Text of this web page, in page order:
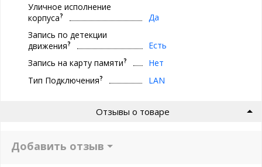
Уличное исполнение
корпуса?
Да
Запись по детекции
движения?
Есть
Запись на карту памяти?
Нет
Тип Подключения? LAN
Отзывы о товаре
Добавить отзыв